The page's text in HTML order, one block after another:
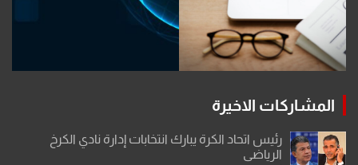
المشاركات الاخيرة
رئيس اتحاد الكرة يبارك انتخابات إدارة نادي الكرخ
الرياضي